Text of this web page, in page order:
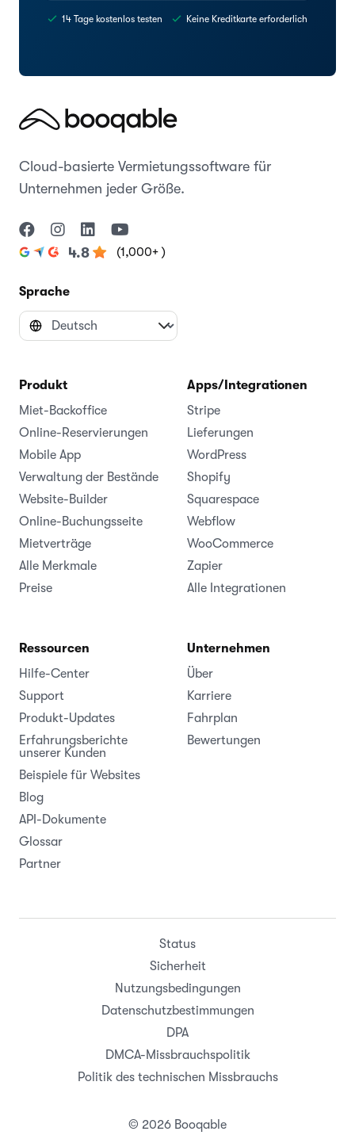
14 Tage kostenlos testen Keine Kreditkarte erforderlich
Cloud-basierte Vermietungssoftware für
Unternehmen jeder Größe.
4.8 (1,000+ )
Sprache
Produkt
Miet-Backoffice
Online-Reservierungen
Mobile App
Verwaltung der Bestände
Website-Builder
Online-Buchungsseite
Mietverträge
Alle Merkmale
Preise
Apps/Integrationen
Stripe
Lieferungen
WordPress
Shopify
Squarespace
Webflow
WooCommerce
Zapier
Alle Integrationen
Ressourcen
Hilfe-Center
Support
Produkt-Updates
Erfahrungsberichte
unserer Kunden
Beispiele für Websites
Blog
API-Dokumente
Glossar
Partner
Unternehmen
Über
Karriere
Fahrplan
Bewertungen
© 2026 Booqable
Status
Sicherheit
Nutzungsbedingungen
Datenschutzbestimmungen
DPA
DMCA-Missbrauchspolitik
Politik des technischen Missbrauchs